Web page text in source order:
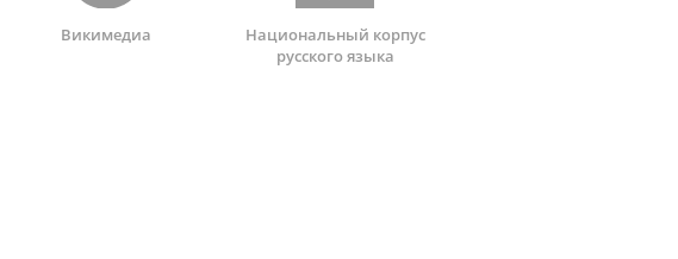
Викимедиа
Национальный корпус
русского языка